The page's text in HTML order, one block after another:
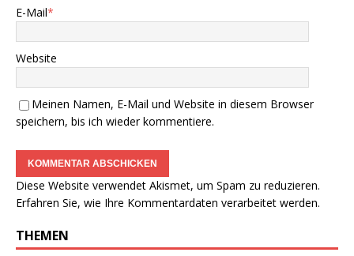
E-Mail*
Website
Meinen Namen, E-Mail und Website in diesem Browser
speichern, bis ich wieder kommentiere.
Diese Website verwendet Akismet, um Spam zu reduzieren.
Erfahren Sie, wie Ihre Kommentardaten verarbeitet werden.
THEMEN